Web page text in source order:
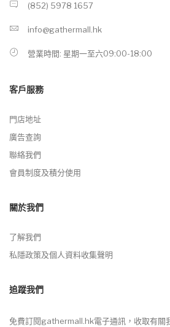
(852) 5978 1657
info@gathermall.hk
營業時間: 星期一至六09:00-18:00
客戶服務
門店地址
廣告查詢
聯絡我們
會員制度及積分使用
關於我們
了解我們
私隱政策及個人資料收集聲明
追蹤我們
免費訂閱gathermall.hk電子通訊，收取有關